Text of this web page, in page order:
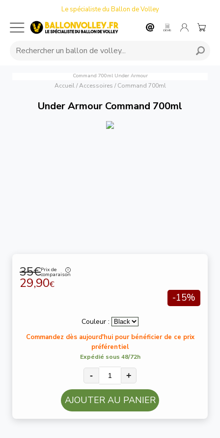
Le spécialiste du Ballon de Volley
Command 700ml Under Armour
Accueil/ Accessoires / Command 700ml
Under Armour Command 700ml
35€Prix de
comparaison
29,90€
-15%
Couleur :
Commandez dès aujourd'hui pour bénéficier de ce prix
préférentiel
Expédié sous 48/72h
- +
AJOUTER AU PANIER